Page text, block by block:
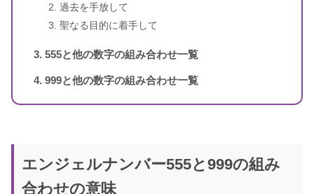
出版年 2007年1月
4桁のエンジェルナンバー
過去を手放して
聖なる目的に着手して
555と他の数字の組み合わせ一覧
999と他の数字の組み合わせ一覧
エンジェルナンバー555と999の組み
合わせの意味